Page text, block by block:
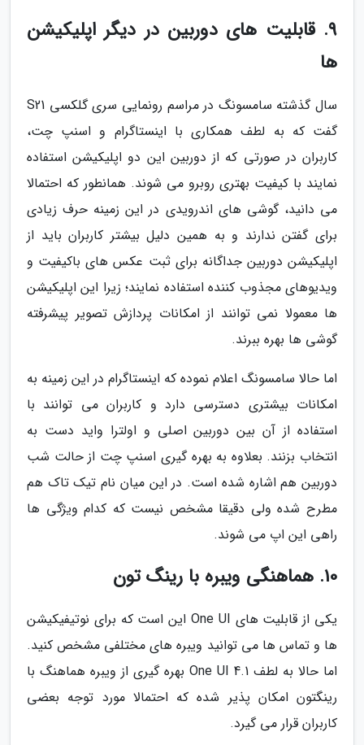
9. قابلیت های دوربین در دیگر اپلیکیشن
ها
سال گذشته سامسونگ در مراسم رونمایی سری گلکسی S21
گفت که به لطف همکاری با اینستاگرام و اسنپ چت،
کاربران در صورتی که از دوربین این دو اپلیکیشن استفاده
نمایند با کیفیت بهتری روبرو می شوند. همانطور که احتمالا
می دانید، گوشی های اندرویدی در این زمینه حرف زیادی
برای گفتن ندارند و به همین دلیل بیشتر کاربران باید از
اپلیکیشن دوربین جداگانه برای ثبت عکس های باکیفیت و
ویدیوهای مجذوب کننده استفاده نمایند؛ زیرا این اپلیکیشن
ها معمولا نمی توانند از امکانات پردازش تصویر پیشرفته
گوشی ها بهره ببرند.
اما حالا سامسونگ اعلام نموده که اینستاگرام در این زمینه به
امکانات بیشتری دسترسی دارد و کاربران می توانند با
استفاده از آن بین دوربین اصلی و اولترا واید دست به
انتخاب بزنند. بعلاوه به بهره گیری اسنپ چت از حالت شب
دوربین هم اشاره شده است. در این میان نام تیک تاک هم
مطرح شده ولی دقیقا مشخص نیست که کدام ویژگی ها
راهی این اپ می شوند.
10. هماهنگی ویبره با رینگ تون
یکی از قابلیت های One UI این است که برای نوتیفیکیشن
ها و تماس ها می توانید ویبره های مختلفی مشخص کنید.
اما حالا به لطف One UI 4.1 بهره گیری از ویبره هماهنگ با
رینگتون امکان پذیر شده که احتمالا مورد توجه بعضی
کاربران قرار می گیرد.